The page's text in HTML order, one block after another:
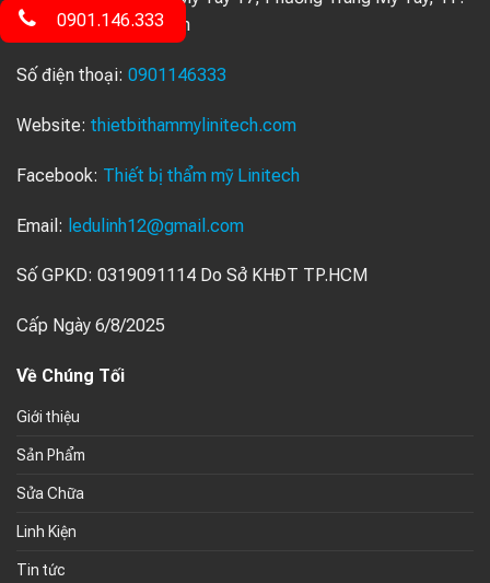
Hồ Chí Minh, Việt Nam
Số điện thoại: 0901146333
Website: thietbithammylinitech.com
Facebook: Thiết bị thẩm mỹ Linitech
Email: ledulinh12@gmail.com
Số GPKD: 0319091114 Do Sở KHĐT TP.HCM
Cấp Ngày 6/8/2025
Về Chúng Tối
Giới thiệu
Sản Phẩm
Sửa Chữa
Linh Kiện
Tin tức
0901.146.333